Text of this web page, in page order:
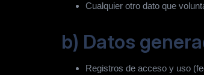
Cualquier otro dato que
b) Datos
Registros de acceso y uso